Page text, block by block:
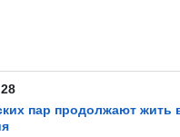
пар продолжают жить